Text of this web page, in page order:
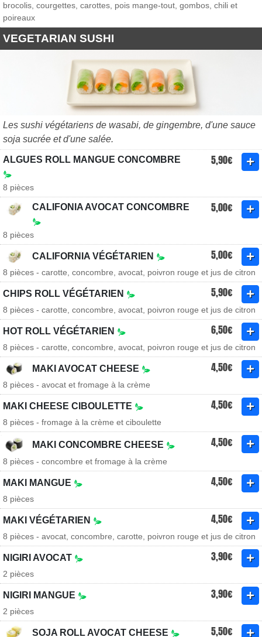
brocolis, courgettes, carottes, pois mange-tout, gombos, chili et
poireaux
VEGETARIAN SUSHI
Les sushi végétariens de wasabi, de gingembre, d'une sauce
soja sucrée et d'une salée.
ALGUES ROLL MANGUE CONCOMBRE 5,90€
8 pièces
CALIFONIA AVOCAT CONCOMBRE 5,00€
8 pièces
CALIFORNIA VÉGÉTARIEN 5,00€
8 pièces - carotte, concombre, avocat, poivron rouge et jus de citron
CHIPS ROLL VÉGÉTARIEN 5,90€
8 pièces - carotte, concombre, avocat, poivron rouge et jus de citron
HOT ROLL VÉGÉTARIEN 6,50€
8 pièces - carotte, concombre, avocat, poivron rouge et jus de citron
MAKI AVOCAT CHEESE 4,50€
8 pièces - avocat et fromage à la crème
MAKI CHEESE CIBOULETTE 4,50€
8 pièces - fromage à la crème et ciboulette
MAKI CONCOMBRE CHEESE 4,50€
8 pièces - concombre et fromage à la crème
MAKI MANGUE 4,50€
8 pièces
MAKI VÉGÉTARIEN 4,50€
8 pièces - avocat, concombre, carotte, poivron rouge et jus de citron
NIGIRI AVOCAT 3,90€
2 pièces
NIGIRI MANGUE 3,90€
2 pièces
SOJA ROLL AVOCAT CHEESE 5,50€